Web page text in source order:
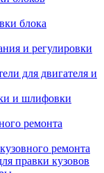
блока
и регулировки
для двигателя и
и шлифовки
ремонта
ремонта
правки кузовов